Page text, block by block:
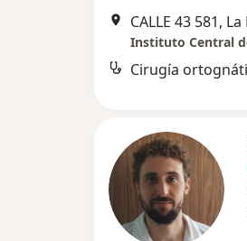
CALLE 43 581,
Instituto Central
Cirugía